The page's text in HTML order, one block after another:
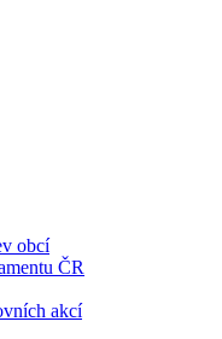
obcí
ČR
akcí